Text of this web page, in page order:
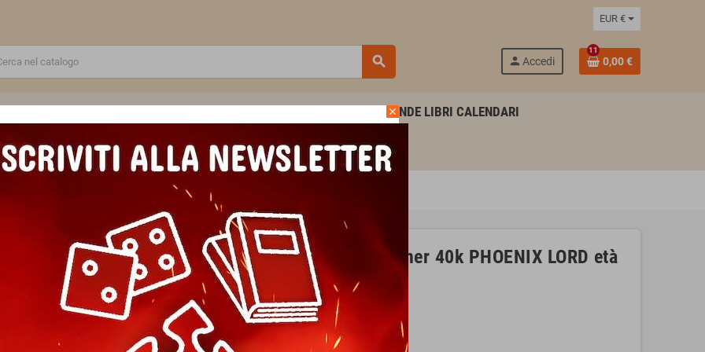
EUR €
search person Accedi
11
0,00 €
AGENDE LIBRI CALENDARI
SCUOLA E TEMPO LIBERO
miniatura AELDARI warhammer 40k PHOENIX LORD età 12+
LHYKHIS miniatura AELDARI warhammer 40k PHOENIX LORD età
12+
Marca
Games Workshop
Riferimento
5011921225637
EAN13
5011921225637
close